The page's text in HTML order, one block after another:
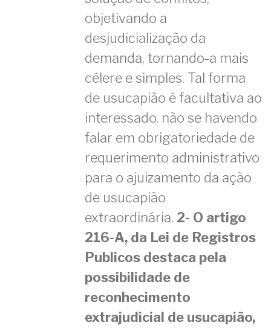
objetivando a
desjudicialização da
demanda, tornando-a mais
célere e simples. Tal forma
de usucapião é facultativa ao
interessado, não se havendo
falar em obrigatoriedade de
requerimento administrativo
para o ajuizamento da ação
de usucapião
extraordinária. 2- O artigo
216-A, da Lei de Registros
Publicos destaca pela
possibilidade de
reconhecimento
extrajudicial de usucapião,